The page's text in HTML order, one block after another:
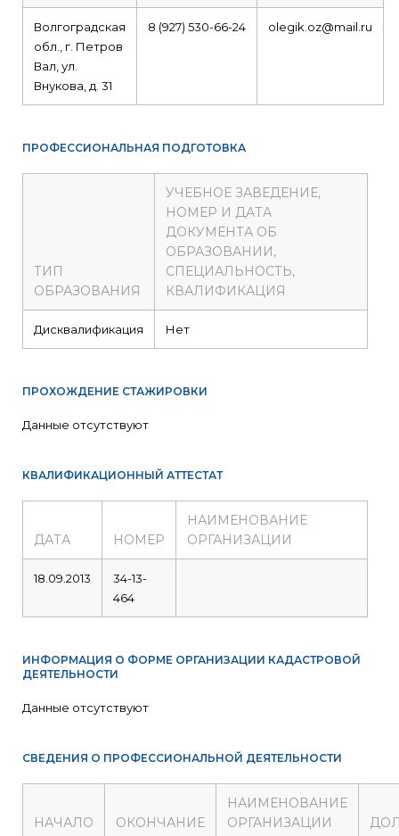
Волгоградская
обл., г. Петров
Вал, ул.
Внукова, д. 31
8 (927) 530-66-24 olegik.oz@mail.ru
ПРОФЕССИОНАЛЬНАЯ ПОДГОТОВКА
ТИП
ОБРАЗОВАНИЯ
УЧЕБНОЕ ЗАВЕДЕНИЕ,
НОМЕР И ДАТА
ДОКУМЕНТА ОБ
ОБРАЗОВАНИИ,
СПЕЦИАЛЬНОСТЬ,
КВАЛИФИКАЦИЯ
Дисквалификация Нет
ПРОХОЖДЕНИЕ СТАЖИРОВКИ
Данные отсутствуют
КВАЛИФИКАЦИОННЫЙ АТТЕСТАТ
ДАТА НОМЕР
НАИМЕНОВАНИЕ
ОРГАНИЗАЦИИ
18.09.2013
34-13-
464
ИНФОРМАЦИЯ О ФОРМЕ ОРГАНИЗАЦИИ КАДАСТРОВОЙ
ДЕЯТЕЛЬНОСТИ
Данные отсутствуют
СВЕДЕНИЯ О ПРОФЕССИОНАЛЬНОЙ ДЕЯТЕЛЬНОСТИ
НАЧАЛО ОКОНЧАНИЕ
НАИМЕНОВАНИЕ
ОРГАНИЗАЦИИ